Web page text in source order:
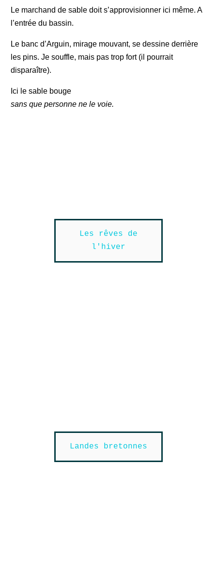
Le marchand de sable doit s’approvisionner ici même. A
l’entrée du bassin.
Le banc d’Arguin, mirage mouvant, se dessine derrière
les pins. Je souffle, mais pas trop fort (il pourrait
disparaître).
Ici le sable bouge
sans que personne ne le voie.
Les rêves de
l'hiver
Landes bretonnes